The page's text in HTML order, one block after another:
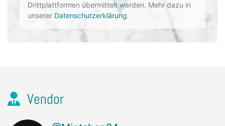
Drittplattformen übermittelt werden. Mehr dazu in
unserer Datenschutzerklärung.
Vendor